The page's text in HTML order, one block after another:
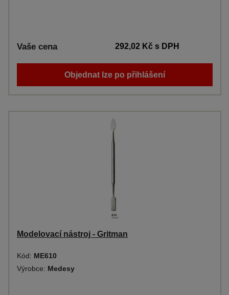
Vaše cena 292,02 Kčs DPH
Objednat lze po přihlášení
Modelovací nástroj - Gritman
Kód: ME610
Výrobce: Medesy